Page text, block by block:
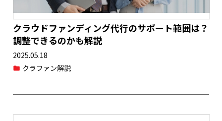
クラウドファンディング代行のサポート範囲は？
調整できるのかも解説
2025.05.18
クラファン解説